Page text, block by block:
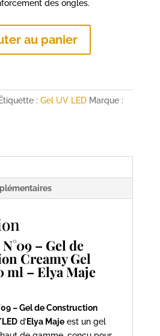
des ongles.
au panier
Étiquette : Gel UV LED Marque :
– Gel de
Creamy Gel
ml – Elya Maje
– Gel de Construction
d’ Elya Majeest un gel